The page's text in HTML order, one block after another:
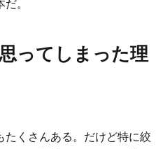
。
ってしまった理
たくさんある。だけど特に絞